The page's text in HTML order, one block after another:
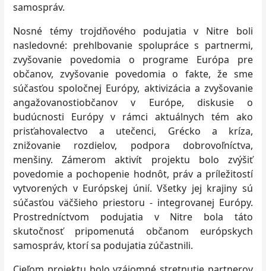
samospráv.
Nosné témy trojdňového podujatia v Nitre boli
nasledovné: prehlbovanie spolupráce s partnermi,
zvyšovanie povedomia o programe Európa pre
občanov, zvyšovanie povedomia o fakte, že sme
súčasťou spoločnej Európy, aktivizácia a zvyšovanie
angažovanostiobčanov v Európe, diskusie o
budúcnosti Európy v rámci aktuálnych tém ako
prisťahovalectvo a utečenci, Grécko a kríza,
znižovanie rozdielov, podpora dobrovoľníctva,
menšiny. Zámerom aktivít projektu bolo zvýšiť
povedomie a pochopenie hodnôt, práv a príležitostí
vytvorených v Európskej únií. Všetky jej krajiny sú
súčasťou väčšieho priestoru - integrovanej Európy.
Prostredníctvom podujatia v Nitre bola táto
skutočnosť pripomenutá občanom európskych
samospráv, ktorí sa podujatia zúčastnili.